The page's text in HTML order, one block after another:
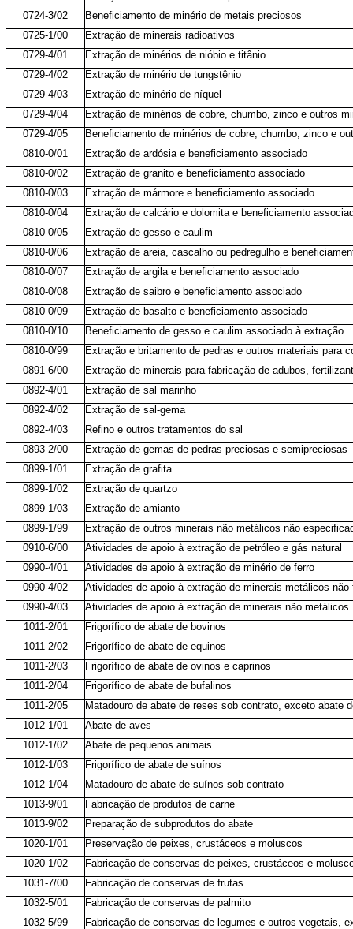
0724-3/02
Beneficiamento de minério de metais preciosos
0725-1/00
Extração de minerais radioativos
0729-4/01
Extração de minérios de nióbio e titânio
0729-4/02
Extração de minério de tungstênio
0729-4/03
Extração de minério de níquel
0729-4/04
Extração de minérios de cobre, chumbo, zinco e outros
0729-4/05
Beneficiamento de minérios de cobre, chumbo, zinco e
0810-0/01
Extração de ardósia e beneficiamento associado
0810-0/02
Extração de granito e beneficiamento associado
0810-0/03
Extração de mármore e beneficiamento associado
0810-0/04
Extração de calcário e dolomita e beneficiamento
0810-0/05
Extração de gesso e caulim
0810-0/06
Extração de areia, cascalho ou pedregulho e
0810-0/07
Extração de argila e beneficiamento associado
0810-0/08
Extração de saibro e beneficiamento associado
0810-0/09
Extração de basalto e beneficiamento associado
0810-0/10
Beneficiamento de gesso e caulim associado à extração
0810-0/99
Extração e britamento de pedras e outros materiais para
0891-6/00
Extração de minerais para fabricação de adubos,
0892-4/01
Extração de sal marinho
0892-4/02
Extração de sal-gema
0892-4/03
Refino e outros tratamentos do sal
0893-2/00
Extração de gemas de pedras preciosas e semipreciosas
0899-1/01
Extração de grafita
0899-1/02
Extração de quartzo
0899-1/03
Extração de amianto
0899-1/99
Extração de outros minerais não metálicos não
0910-6/00
Atividades de apoio à extração de petróleo e gás natural
0990-4/01
Atividades de apoio à extração de minério de ferro
0990-4/02
Atividades de apoio à extração de minerais metálicos não
0990-4/03
Atividades de apoio à extração de minerais não metálicos
1011-2/01
Frigorífico de abate de bovinos
1011-2/02
Frigorífico de abate de equinos
1011-2/03
Frigorífico de abate de ovinos e caprinos
1011-2/04
Frigorífico de abate de bufalinos
1011-2/05
Matadouro de abate de reses sob contrato, exceto abate
1012-1/01
Abate de aves
1012-1/02
Abate de pequenos animais
1012-1/03
Frigorífico de abate de suínos
1012-1/04
Matadouro de abate de suínos sob contrato
1013-9/01
Fabricação de produtos de carne
1013-9/02
Preparação de subprodutos do abate
1020-1/01
Preservação de peixes, crustáceos e moluscos
1020-1/02
Fabricação de conservas de peixes, crustáceos e
1031-7/00
Fabricação de conservas de frutas
1032-5/01
Fabricação de conservas de palmito
1032-5/99
Fabricação de conservas de legumes e outros vegetais,